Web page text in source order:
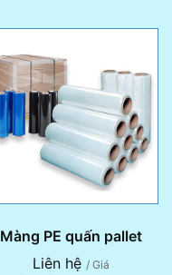
Màng PE quấn pallet
Liên hệ / Giá